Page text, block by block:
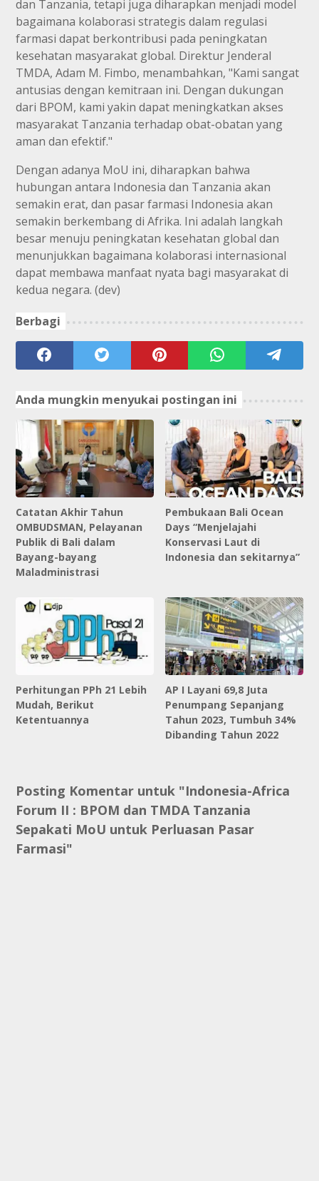
dan Tanzania, tetapi juga diharapkan menjadi model
bagaimana kolaborasi strategis dalam regulasi
farmasi dapat berkontribusi pada peningkatan
kesehatan masyarakat global. Direktur Jenderal
TMDA, Adam M. Fimbo, menambahkan, "Kami sangat
antusias dengan kemitraan ini. Dengan dukungan
dari BPOM, kami yakin dapat meningkatkan akses
masyarakat Tanzania terhadap obat-obatan yang
aman dan efektif."
Dengan adanya MoU ini, diharapkan bahwa
hubungan antara Indonesia dan Tanzania akan
semakin erat, dan pasar farmasi Indonesia akan
semakin berkembang di Afrika. Ini adalah langkah
besar menuju peningkatan kesehatan global dan
menunjukkan bagaimana kolaborasi internasional
dapat membawa manfaat nyata bagi masyarakat di
kedua negara. (dev)
Berbagi
Anda mungkin menyukai postingan ini
Catatan Akhir Tahun
OMBUDSMAN, Pelayanan
Publik di Bali dalam
Bayang-bayang
Maladministrasi
Pembukaan Bali Ocean
Days “Menjelajahi
Konservasi Laut di
Indonesia dan sekitarnya”
Perhitungan PPh 21 Lebih
Mudah, Berikut
Ketentuannya
AP I Layani 69,8 Juta
Penumpang Sepanjang
Tahun 2023, Tumbuh 34%
Dibanding Tahun 2022
Posting Komentar untuk "Indonesia-Africa
Forum II : BPOM dan TMDA Tanzania
Sepakati MoU untuk Perluasan Pasar
Farmasi"